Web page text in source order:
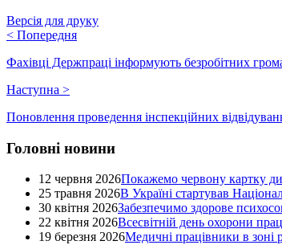
Версія для друку
< Попередня
Фахівці Держпраці інформують безробітних
Наступна >
Поновлення проведення інспекційних
Головні новини
12 червня 2026Покажемо червону картку
25 травня 2026В Україні стартував
30 квітня 2026Забезпечимо здорове
22 квітня 2026Всесвітній день охорони
19 березня 2026Медичні працівники в